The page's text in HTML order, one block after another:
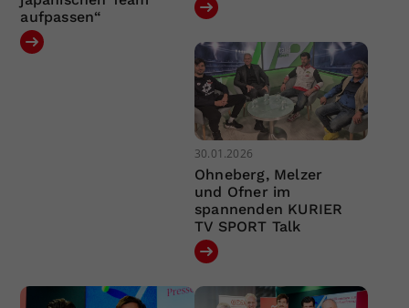
aufpassen“
30.01.2026
Ohneberg, Melzer
und Ofner im
spannenden KURIER
TV SPORT Talk